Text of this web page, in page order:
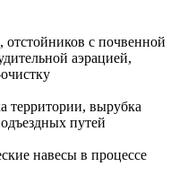
отстойников с почвенной
аэрацией,
территории, вырубка
путей
навесы в процессе